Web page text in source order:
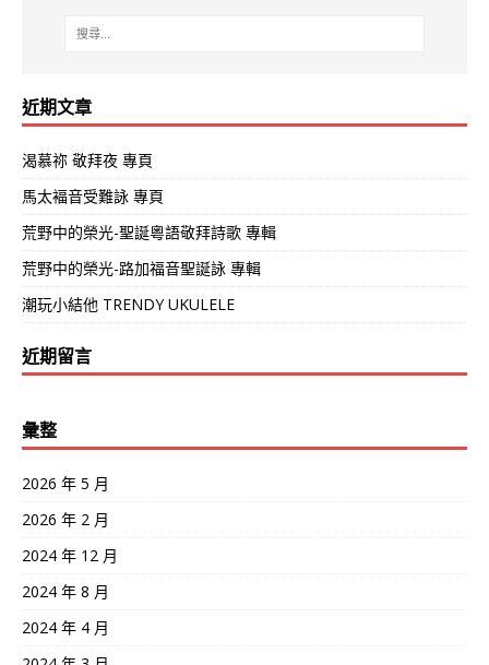
近期文章
渴慕祢 敬拜夜 專頁
馬太褔音受難詠 專頁
荒野中的榮光-聖誕粵語敬拜詩歌 專輯
荒野中的榮光-路加福音聖誕詠 專輯
潮玩小結他 TRENDY UKULELE
近期留言
彙整
2026 年 5 月
2026 年 2 月
2024 年 12 月
2024 年 8 月
2024 年 4 月